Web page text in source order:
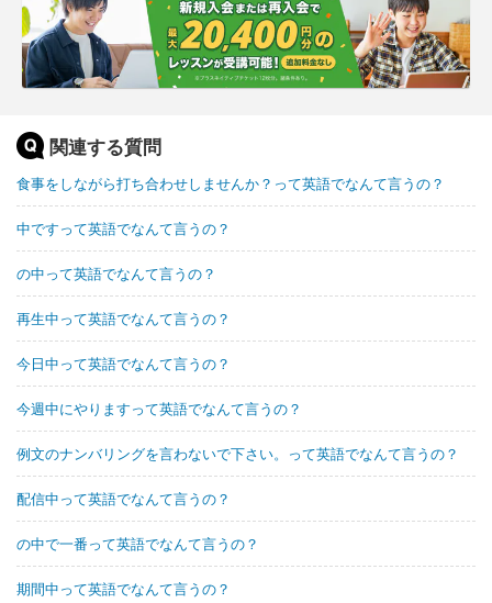
関連する質問
食事をしながら打ち合わせしませんか？って英語でなんて言うの？
中ですって英語でなんて言うの？
の中って英語でなんて言うの？
再生中って英語でなんて言うの？
今日中って英語でなんて言うの？
今週中にやりますって英語でなんて言うの？
例文のナンバリングを言わないで下さい。って英語でなんて言うの？
配信中って英語でなんて言うの？
の中で一番って英語でなんて言うの？
期間中って英語でなんて言うの？